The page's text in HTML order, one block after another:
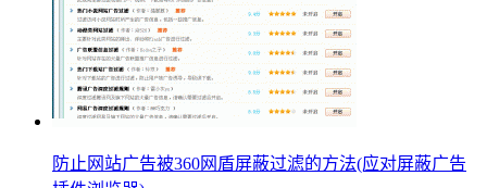
防止网站广告被360网盾屏蔽过滤的方法(应对屏蔽广告